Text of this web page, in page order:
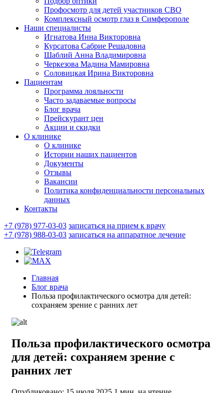
Профосмотр для детей участников СВО
Комплексный осмотр глаз в Симферополе
Наши специалисты
Игнатова Инна Викторовна
Курсатова Сабрие Решадовна
Шаблий Анна Владимировна
Черкезова Мадина Мамировна
Соловицкая Ирина Викторовна
Пациентам
Программа лояльности
Часто задаваемые вопросы
Блог врача
Прейскурант цен
Акции и скидки
О клинике
О клинике
Истории наших пациентов
Документы
Отзывы
Вакансии
Политика конфиденциальности персональных
данных
Контакты
+7 (978) 977-03-03 записаться на прием к врачу
+7 (978) 988-03-03 записаться на аппаратное лечение
Главная
Блог врача
Польза профилактического осмотра для детей:
сохраняем зрение с ранних лет
Польза профилактического осмотра
для детей: сохраняем зрение с
ранних лет